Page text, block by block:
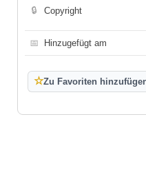
🔒 Copyright
📅 Hinzugefügt am
☆Zu Favoriten